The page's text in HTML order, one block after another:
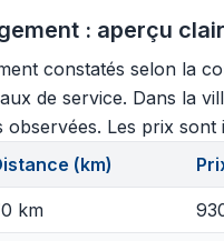
: aperçu
constatés selon la
de service. Dans la
Les prix
(km)
km